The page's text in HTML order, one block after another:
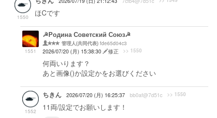
1550 ほCです
1551
☭Родина Советский Союз☭
管理人(共同代表) fde65d04c3
2026/07/20 (月) 15:38:30
修正 >> 1550
何両いります？
あと画像()か設定かをお選びください
1552
ちきん 2026/07/20 (月) 16:25:37 bb0af@7d51c >> 1550
11両/設定でお願いします！